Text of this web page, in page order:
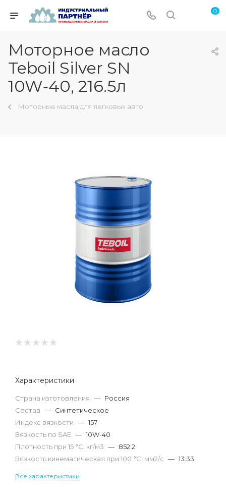
0
Моторное масло
Teboil Silver SN
10W‑40, 216.5л
Моторные масла для легковых авто
Характеристики
Страна изготовления — Россия
Состав — Синтетическое
Индекс вязкости — 157
Вязкость по SAE — 10W-40
Плотность при 15 °С, кг/м3 — 852.2
Вязкость кинематическая при 100 °С, мм2/с — 13.33
Все характеристики